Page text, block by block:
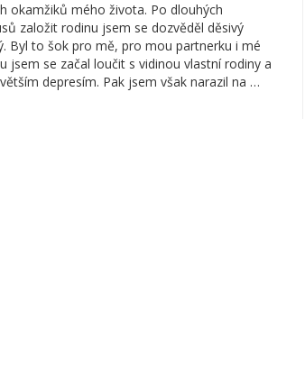
okamžiků mého života. Po dlouhých
založit rodinu jsem se dozvěděl děsivý
Byl to šok pro mě, pro mou partnerku i mé
jsem se začal loučit s vidinou vlastní rodiny a
depresím. Pak jsem však narazil na …